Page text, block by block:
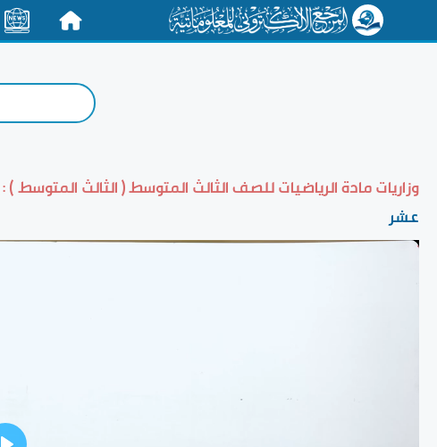
وزاريات مادة الرياضيات للصف الثالث المتوسط ( الثالث المتوسط ) :
عشر